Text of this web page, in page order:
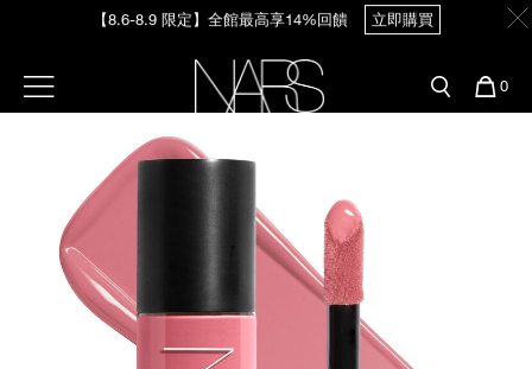
【8.6-8.9 限定】全館最高享14%回饋 立即購買
【8/3-8/10限定】明星底妝買1送1
【8/3-8/10限定】限時輸碼贈迷你腮紅露
新客首購輸＜WELCOME＞享9折
選單"
您
0
官網最新活動
預約金曲獎妝容
官網獨家組合
水光頰彩系列
試用送到家
彩盤及禮盒組
彩妝服務
彩妝專欄
專業彩妝學院